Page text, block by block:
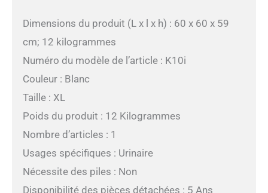
Dimensions du produit (L x l x h) : 60 x 60 x 59
cm; 12 kilogrammes
Numéro du modèle de l’article : K10i
Couleur : Blanc
Taille : XL
Poids du produit : 12 Kilogrammes
Nombre d’articles : 1
Usages spécifiques : Urinaire
Nécessite des piles : Non
Disponibilité des pièces détachées : 5 Ans